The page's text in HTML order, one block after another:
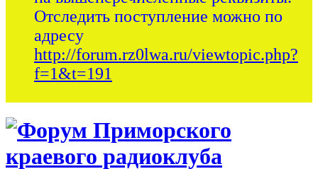
Отследить поступление можно по
адресу
http://forum.rz0lwa.ru/viewtopic.php?
f=1&t=191